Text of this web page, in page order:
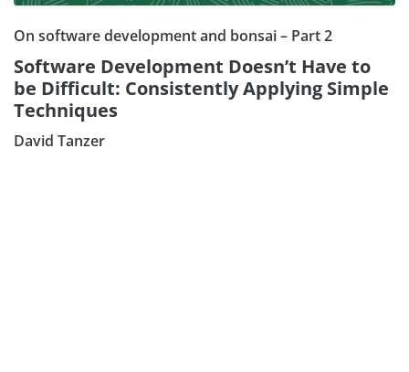
On software development and bonsai – Part 2
Software Development Doesn’t Have to
be Difficult: Consistently Applying Simple
Techniques
David Tanzer